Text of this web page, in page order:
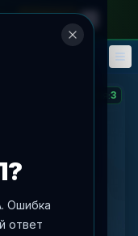
:3
Ошибка
ответ